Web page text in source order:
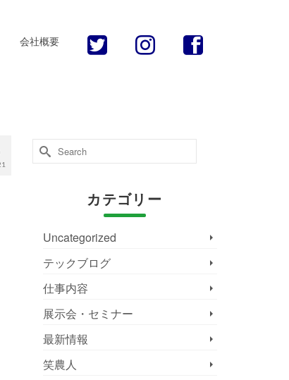
会社概要
Search
for:
カテゴリー
Uncategorized
テックブログ
仕事内容
展示会・セミナー
最新情報
笑農人